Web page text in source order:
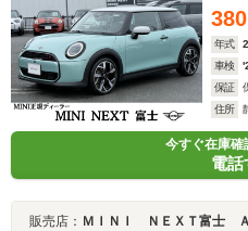
年式
車検
保証
住所
今すぐ在庫確
電話
販売店： ＭＩＮＩ ＮＥＸＴ富士 Ａ